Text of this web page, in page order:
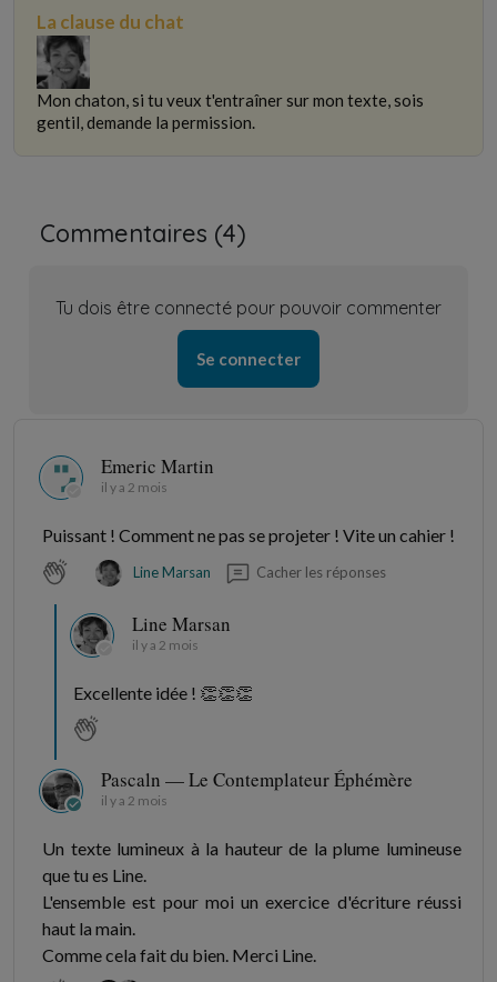
La clause du chat
Mon chaton, si tu veux t'entraîner sur mon texte, sois
gentil, demande la permission.
Commentaires (4)
Tu dois être connecté pour pouvoir commenter
Se connecter
Emeric Martin
il y a 2 mois
Puissant ! Comment ne pas se projeter ! Vite un cahier !
Line Marsan Cacher les réponses
Line Marsan
il y a 2 mois
Excellente idée ! 👏👏👏
Pascaln — Le Contemplateur Éphémère
il y a 2 mois
Un texte lumineux à la hauteur de la plume lumineuse
que tu es Line.
L'ensemble est pour moi un exercice d'écriture réussi
haut la main.
Comme cela fait du bien. Merci Line.